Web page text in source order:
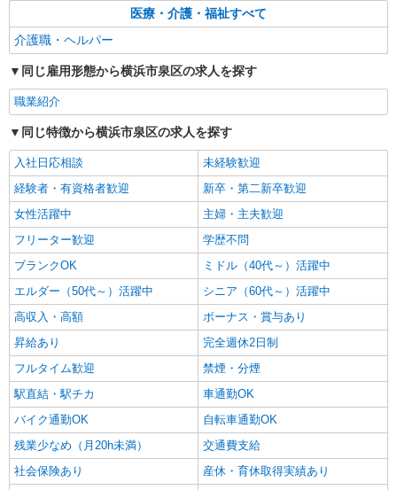
医療・介護・福祉すべて
介護職・ヘルパー
同じ雇用形態から横浜市泉区の求人を探す
職業紹介
同じ特徴から横浜市泉区の求人を探す
入社日応相談
未経験歓迎
経験者・有資格者歓迎
新卒・第二新卒歓迎
女性活躍中
主婦・主夫歓迎
フリーター歓迎
学歴不問
ブランクOK
ミドル（40代～）活躍中
エルダー（50代～）活躍中
シニア（60代～）活躍中
高収入・高額
ボーナス・賞与あり
昇給あり
完全週休2日制
フルタイム歓迎
禁煙・分煙
駅直結・駅チカ
車通勤OK
バイク通勤OK
自転車通勤OK
残業少なめ（月20h未満）
交通費支給
社会保険あり
産休・育休取得実績あり